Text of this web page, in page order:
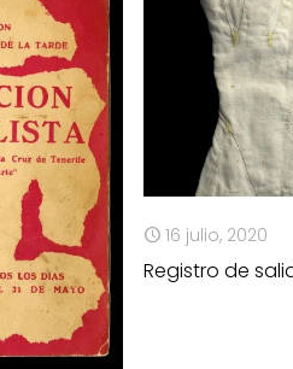
16 julio, 2020
Registro de